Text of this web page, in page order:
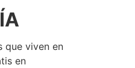
que viven en
en